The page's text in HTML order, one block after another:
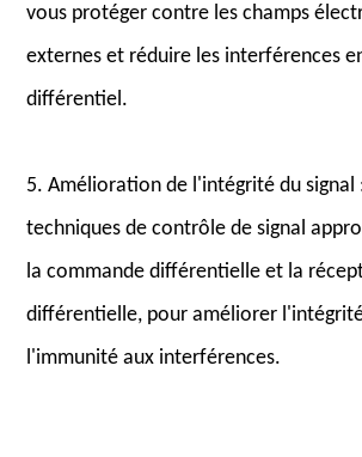
vous protéger contre les champs
externes et réduire les interférences
différentiel.
5. Amélioration de l'intégrité du signal
techniques de contrôle de signal
la commande différentielle et la
différentielle, pour améliorer
l'immunité aux interférences.